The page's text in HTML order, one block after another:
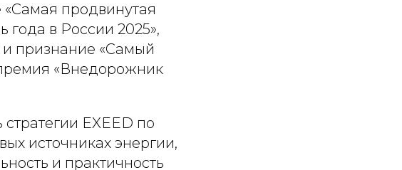
продвинутая
года в России 2025»,
и признание «Самый
«Внедорожник
EXEED по
источниках энергии,
и практичность